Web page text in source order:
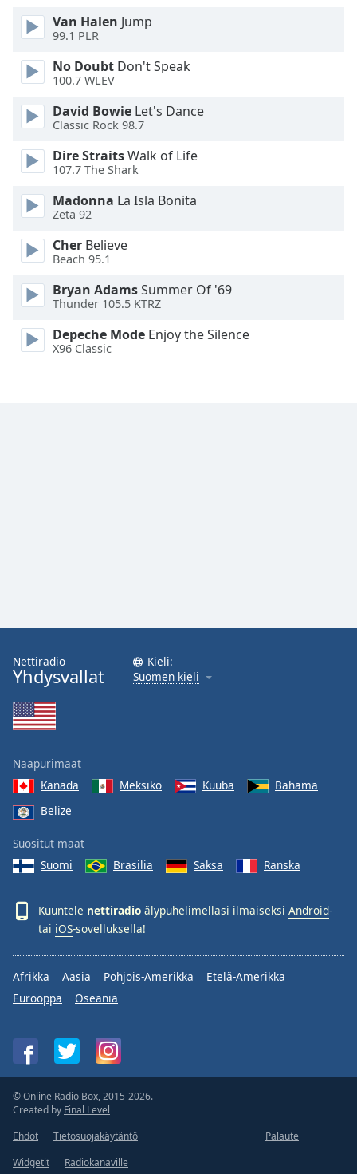
Text
Edge
Font
Family
Reset
Close
Modal
End
window.
Van Halen Jump
99.1 PLR
No Doubt Don't Speak
100.7 WLEV
David Bowie Let's Dance
Classic Rock 98.7
Dire StraitsWalk of Life
107.7 The Shark
Madonna La Isla Bonita
Zeta 92
Cher Believe
Beach 95.1
Bryan AdamsSummer Of '69
Thunder 105.5 KTRZ
Depeche Mode Enjoy the Silence
X96 Classic
Nettiradio
Yhdysvallat
Kieli:
Suomen kieli
Naapurimaat
Kanada
Meksiko Kuuba
Bahama
Belize
Suositut maat
Suomi
Brasilia Saksa Ranska
Kuuntele nettiradio älypuhelimellasi ilmaiseksi Android-
tai iOS-sovelluksella!
Afrikka Aasia Pohjois-Amerikka
Etelä-Amerikka
Eurooppa
Oseania
© Online Radio Box, 2015-2026.
Created by Final Level
Ehdot
Tietosuojakäytäntö
Palaute
Widgetit
Radiokanaville